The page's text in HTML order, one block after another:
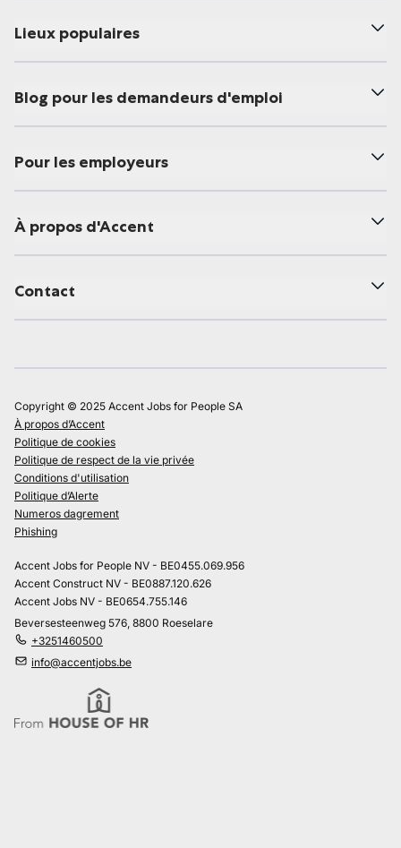
Lieux populaires
Blog pour les demandeurs d'emploi
Pour les employeurs
À propos d'Accent
Contact
Copyright © 2025 Accent Jobs for People SA
À propos d’Accent
Politique de cookies
Politique de respect de la vie privée
Conditions d'utilisation
Politique d’Alerte
Numeros dagrement
Phishing
Accent Jobs for People NV - BE0455.069.956
Accent Construct NV - BE0887.120.626
Accent Jobs NV - BE0654.755.146
Beversesteenweg 576, 8800 Roeselare
+3251460500
info@accentjobs.be